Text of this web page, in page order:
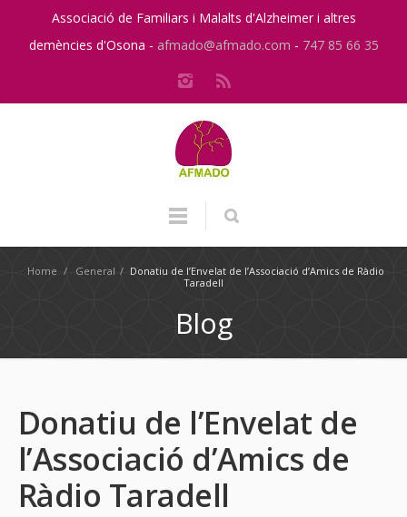
Associació de Familiars i Malalts d'Alzheimer i altres
demències d'Osona - afmado@afmado.com - 747 85 66 35
Home / General / Donatiu de l’Envelat de l’Associació d’Amics de Ràdio
Taradell
Blog
Donatiu de l’Envelat de
l’Associació d’Amics de
Ràdio Taradell